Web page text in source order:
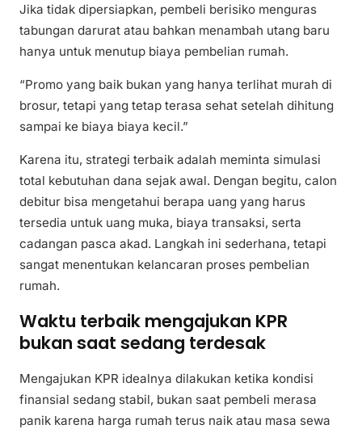
Jika tidak dipersiapkan, pembeli berisiko menguras
tabungan darurat atau bahkan menambah utang baru
hanya untuk menutup biaya pembelian rumah.
“Promo yang baik bukan yang hanya terlihat murah di
brosur, tetapi yang tetap terasa sehat setelah dihitung
sampai ke biaya biaya kecil.”
Karena itu, strategi terbaik adalah meminta simulasi
total kebutuhan dana sejak awal. Dengan begitu, calon
debitur bisa mengetahui berapa uang yang harus
tersedia untuk uang muka, biaya transaksi, serta
cadangan pasca akad. Langkah ini sederhana, tetapi
sangat menentukan kelancaran proses pembelian
rumah.
Waktu terbaik mengajukan KPR
bukan saat sedang terdesak
Mengajukan KPR idealnya dilakukan ketika kondisi
finansial sedang stabil, bukan saat pembeli merasa
panik karena harga rumah terus naik atau masa sewa